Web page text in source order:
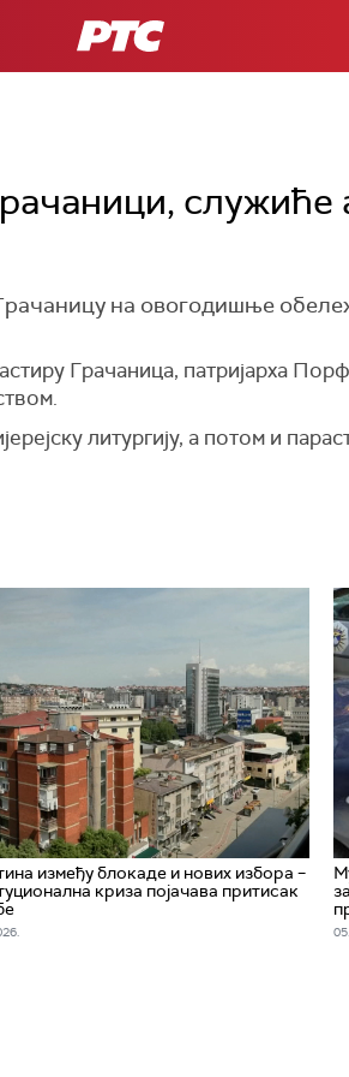
РТС
служиће
на овогодишње
Грачаница, патријарха
литургију, а потом и
између блокаде и нових избора –
криза појачава притисак